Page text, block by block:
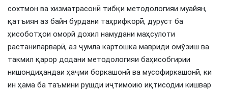
сохтмон ва хизматрасонӣ тибқи методологияи муайян,
қатъиян аз байн бурдани таҳрифкорӣ, дуруст ба
ҳисоботҳои оморӣ дохил намудани маҳсулоти
растанипарварӣ, аз ҷумла картошка мавриди омўзиш ва
такмил қарор додани методологияи баҳисобгирии
нишондиҳандаи ҳаҷми боркашонӣ ва мусофиркашонӣ, ки
ин ҳама ба таъмини рушди иҷтимоию иқтисодии кишвар